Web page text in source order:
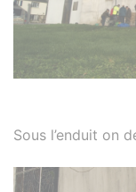
Sous l’enduit on